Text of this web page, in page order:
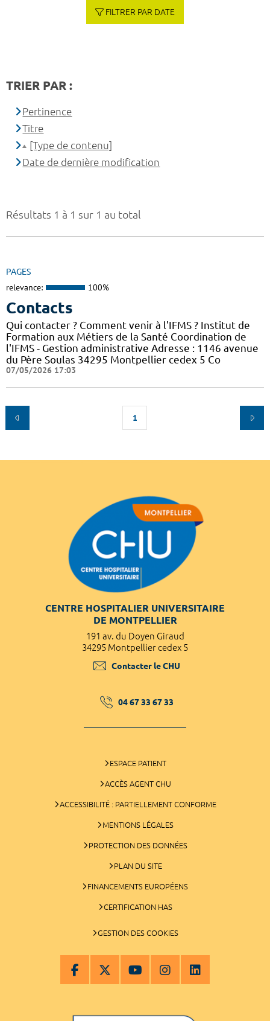
Résultats 1 à 1 sur 1 au total
PAGES
relevance: 100%
Contacts
Qui contacter ? Comment venir à l'IFMS ? Institut de
Formation aux Métiers de la Santé Coordination de
l'IFMS - Gestion administrative Adresse : 1146 avenue
du Père Soulas 34295 Montpellier cedex 5 Co
07/05/2026 17:03
1
FILTRER PAR DATE
TRIER PAR :
Pertinence
Titre
[Type de contenu]
Date de dernière modification
CENTRE HOSPITALIER UNIVERSITAIRE
DE MONTPELLIER
191 av. du Doyen Giraud
34295 Montpellier cedex 5
Contacter le CHU
04 67 33 67 33
ESPACE PATIENT
ACCÈS AGENT CHU
ACCESSIBILITÉ : PARTIELLEMENT CONFORME
MENTIONS LÉGALES
PROTECTION DES DONNÉES
PLAN DU SITE
FINANCEMENTS EUROPÉENS
CERTIFICATION HAS
GESTION DES COOKIES